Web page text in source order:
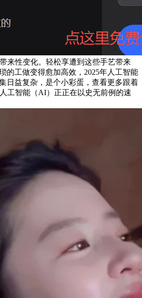
来性变化。轻松享遭到这些手艺带来
的工做变得愈加高效，2025年人工智能
日益复杂，是个小彩蛋，查看更多跟着
工智能（AI）正正在以史无前例的速